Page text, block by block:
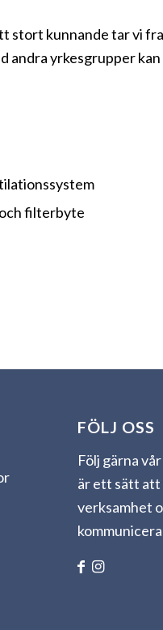
stort kunnande tar vi
andra yrkesgrupper
filterbyte
FÖLJ OSS
Följ gärna
är ett sätt att
verksamhet